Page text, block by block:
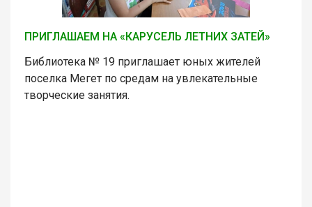
ПРИГЛАШАЕМ НА «КАРУСЕЛЬ ЛЕТНИХ ЗАТЕЙ»
Библиотека № 19 приглашает юных жителей
поселка Мегет по средам на увлекательные
творческие занятия.